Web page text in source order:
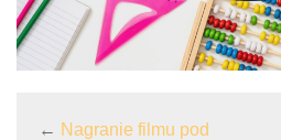
← Nagranie filmu pod